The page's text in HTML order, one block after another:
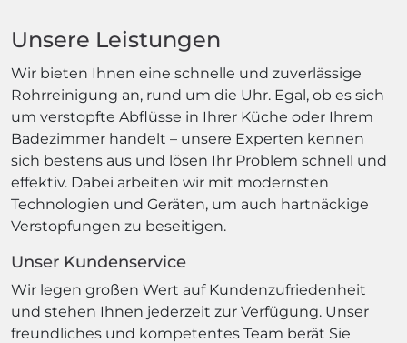
Unsere Leistungen
Wir bieten Ihnen eine schnelle und zuverlässige
Rohrreinigung an, rund um die Uhr. Egal, ob es sich
um verstopfte Abflüsse in Ihrer Küche oder Ihrem
Badezimmer handelt – unsere Experten kennen
sich bestens aus und lösen Ihr Problem schnell und
effektiv. Dabei arbeiten wir mit modernsten
Technologien und Geräten, um auch hartnäckige
Verstopfungen zu beseitigen.
Unser Kundenservice
Wir legen großen Wert auf Kundenzufriedenheit
und stehen Ihnen jederzeit zur Verfügung. Unser
freundliches und kompetentes Team berät Sie